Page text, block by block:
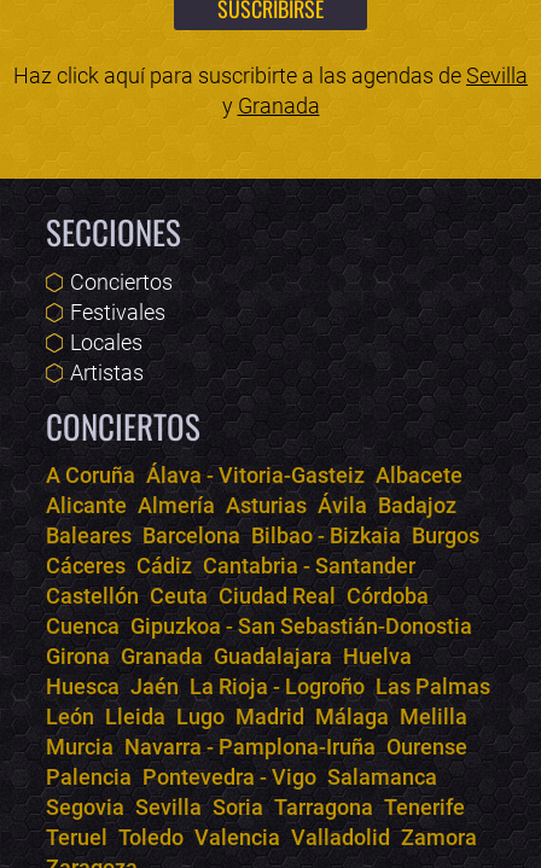
Haz click aquí para suscribirte a las agendas deSevilla
y Granada
SECCIONES
Conciertos
Festivales
Locales
Artistas
CONCIERTOS
A Coruña Álava - Vitoria-Gasteiz Albacete
Alicante Almería Asturias Ávila Badajoz
Baleares Barcelona Bilbao - Bizkaia Burgos
Cáceres Cádiz Cantabria - Santander
Castellón Ceuta Ciudad Real Córdoba
Cuenca Gipuzkoa - San Sebastián-Donostia
Girona Granada Guadalajara Huelva
Huesca Jaén La Rioja - Logroño Las Palmas
León Lleida Lugo Madrid Málaga Melilla
Murcia Navarra - Pamplona-Iruña Ourense
Palencia Pontevedra - Vigo Salamanca
Segovia Sevilla Soria Tarragona Tenerife
Teruel
Toledo Valencia Valladolid Zamora
Bololoco · conciertos.club
Online · Te ayudo a encontrar conciertos